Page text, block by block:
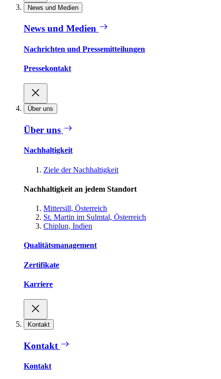
News und Medien
News und Medien
Nachrichten und Pressemitteilungen
Pressekontakt
Über uns
Über uns
Nachhaltigkeit
Ziele der Nachhaltigkeit
Nachhaltigkeit an jedem Standort
Mittersill, Österreich
St. Martin im Sulmtal, Österreich
Chiplun, Indien
Qualitätsmanagement
Zertifikate
Karriere
Kontakt
Kontakt
Kontakt